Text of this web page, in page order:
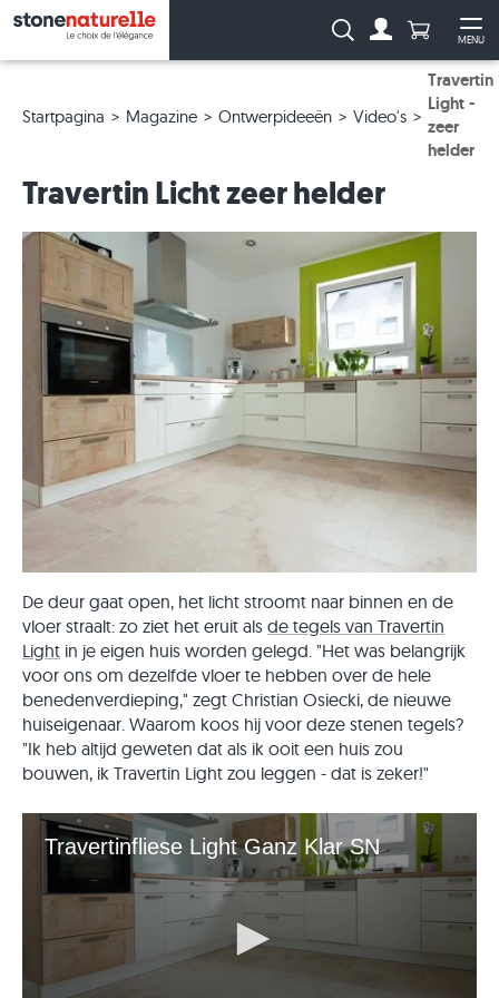
MENU
Zoeken: Aantal
Startpagina Magazine Ontwerpideeën Video's
Travertin
Light -
zeer
helder
Travertin Licht zeer helder
De deur gaat open, het licht stroomt naar binnen en de
vloer straalt: zo ziet het eruit als de tegels van Travertin
Light in je eigen huis worden gelegd. "Het was belangrijk
voor ons om dezelfde vloer te hebben over de hele
benedenverdieping," zegt Christian Osiecki, de nieuwe
huiseigenaar. Waarom koos hij voor deze stenen tegels?
"Ik heb altijd geweten dat als ik ooit een huis zou
bouwen, ik Travertin Light zou leggen - dat is zeker!"
Travertinfliese Light Ganz Klar SN